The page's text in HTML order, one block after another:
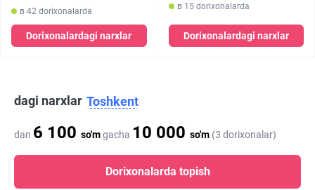
в 42 dorixonalarda
Dorixonalardagi narxlar
в 15 dorixonalarda
Dorixonalardagi narxlar
dagi narxlar Toshkent
dan 6 100 so'mgacha 10 000 so'm (3 dorixonalar)
Dorixonalarda topish